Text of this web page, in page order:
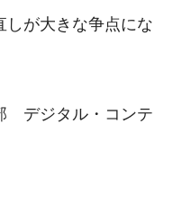
しが大きな争点にな
デジタル・コンテ